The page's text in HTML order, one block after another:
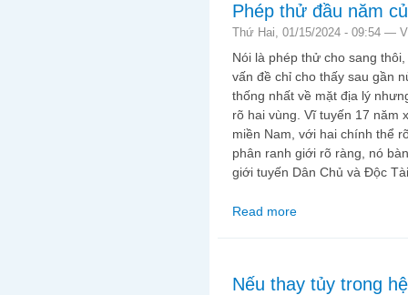
Phép thử đầu năm
Thứ Hai, 01/15/2024 - 09:54 —
Nói là phép thử cho sang
vấn đề chỉ cho thấy sau gần
thống nhất về mặt địa lý
rõ hai vùng. Vĩ tuyến 17 năm
miền Nam, với hai chính thể
phân ranh giới rõ ràng, nó
giới tuyến Dân Chủ và Độc
Read more
Nếu thay tủy trong